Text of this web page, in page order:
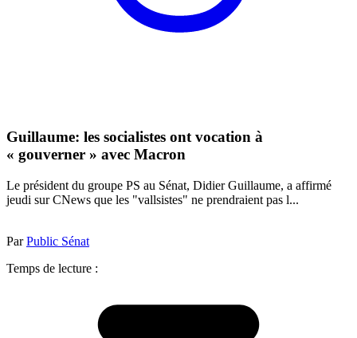
Guillaume: les socialistes ont vocation à
« gouverner » avec Macron
Le président du groupe PS au Sénat, Didier Guillaume, a affirmé
jeudi sur CNews que les "vallsistes" ne prendraient pas l...
ParPublic Sénat
Temps de lecture :